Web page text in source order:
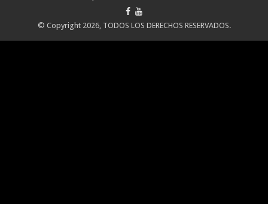
© Copyright 2026, TODOS LOS DERECHOS RESERVADOS.